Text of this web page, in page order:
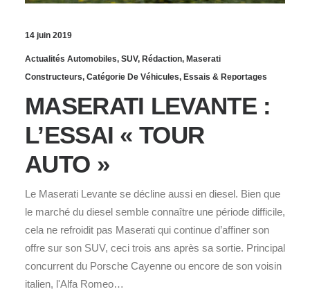
14 juin 2019
Actualités Automobiles, SUV, Rédaction, Maserati
Constructeurs, Catégorie De Véhicules, Essais & Reportages
MASERATI LEVANTE :
L’ESSAI « TOUR
AUTO »
Le Maserati Levante se décline aussi en diesel. Bien que
le marché du diesel semble connaître une période difficile,
cela ne refroidit pas Maserati qui continue d’affiner son
offre sur son SUV, ceci trois ans après sa sortie. Principal
concurrent du Porsche Cayenne ou encore de son voisin
italien, l'Alfa Romeo…